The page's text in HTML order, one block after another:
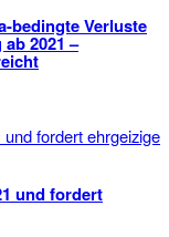
bedingte Verluste
2021 –
und fordert